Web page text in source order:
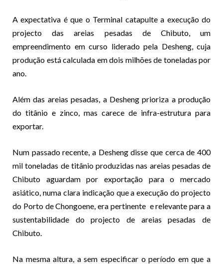
A expectativa é que o Terminal catapulte a execução do
projecto das areias pesadas de Chibuto, um
empreendimento em curso liderado pela Desheng, cuja
produção está calculada em dois milhões de toneladas por
ano.
Além das areias pesadas, a Desheng prioriza a produção
do titânio e zinco, mas carece de infra-estrutura para
exportar.
Num passado recente, a Desheng disse que cerca de 400
mil toneladas de titânio produzidas nas areias pesadas de
Chibuto aguardam por exportação para o mercado
asiático, numa clara indicação que a execução do projecto
do Porto de Chongoene, era pertinente e relevante para a
sustentabilidade do projecto de areias pesadas de
Chibuto.
Na mesma altura, a sem especificar o período em que a